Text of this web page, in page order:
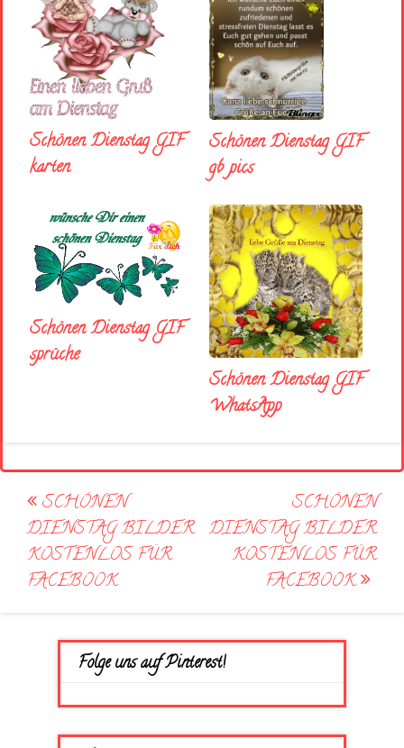
Schönen Dienstag GIF
karten
Schönen Dienstag GIF
gb pics
Schönen Dienstag GIF
sprüche
Schönen Dienstag GIF
WhatsApp
Post
navigation
SCHÖNEN
DIENSTAG BILDER
KOSTENLOS FÜR
FACEBOOK
SCHÖNEN
DIENSTAG BILDER
KOSTENLOS FÜR
FACEBOOK
Folge uns auf Pinterest!